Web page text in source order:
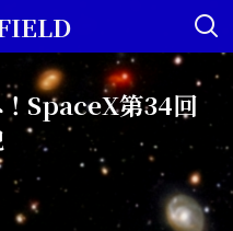
SpaceX第34回